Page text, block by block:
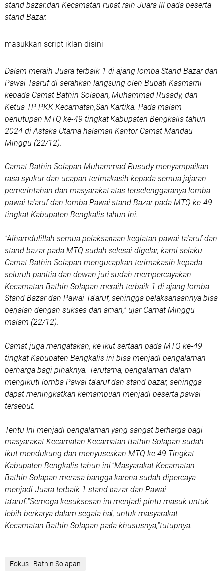
stand bazar.dan Kecamatan rupat raih Juara III pada peserta
stand Bazar.
masukkan script iklan disini
Dalam meraih Juara terbaik 1 di ajang lomba Stand Bazar dan
Pawai Taaruf di serahkan langsung oleh Bupati Kasmarni
kepada Camat Bathin Solapan, Muhammad Rusady, dan
Ketua TP PKK Kecamatan,Sari Kartika. Pada malam
penutupan MTQ ke-49 tingkat Kabupaten Bengkalis tahun
2024 di Astaka Utama halaman Kantor Camat Mandau
Minggu (22/12).
Camat Bathin Solapan Muhammad Rusudy menyampaikan
rasa syukur dan ucapan terimakasih kepada semua jajaran
pemerintahan dan masyarakat atas terselenggaranya lomba
pawai ta'aruf dan lomba Pawai stand Bazar pada MTQ ke-49
tingkat Kabupaten Bengkalis tahun ini.
"Alhamdulillah semua pelaksanaan kegiatan pawai ta'aruf dan
stand bazar pada MTQ sudah selesai digelar, kami selaku
Camat Bathin Solapan mengucapkan terimakasih kepada
seluruh panitia dan dewan juri sudah mempercayakan
Kecamatan Bathin Solapan meraih terbaik 1 di ajang lomba
Stand Bazar dan Pawai Ta'aruf, sehingga pelaksanaannya bisa
berjalan dengan sukses dan aman," ujar Camat Minggu
malam (22/12).
Camat juga mengatakan, ke ikut sertaan pada MTQ ke-49
tingkat Kabupaten Bengkalis ini bisa menjadi pengalaman
berharga bagi pihaknya. Terutama, pengalaman dalam
mengikuti lomba Pawai ta'aruf dan stand bazar, sehingga
dapat meningkatkan kemampuan menjadi peserta pawai
tersebut.
Tentu Ini menjadi pengalaman yang sangat berharga bagi
masyarakat Kecamatan Kecamatan Bathin Solapan sudah
ikut mendukung dan menyuseskan MTQ ke 49 Tingkat
Kabupaten Bengkalis tahun ini."Masyarakat Kecamatan
Bathin Solapan merasa bangga karena sudah dipercaya
menjadi Juara terbaik 1 stand bazar dan Pawai
ta'aruf."Semoga kesuksesan ini menjadi pintu masuk untuk
lebih berkarya dalam segala hal, untuk masyarakat
Kecamatan Bathin Solapan pada khususnya,"tutupnya.
Fokus : Bathin Solapan